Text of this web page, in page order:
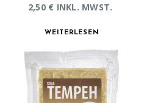
2,50 € INKL. MWST.
WEITERLESEN